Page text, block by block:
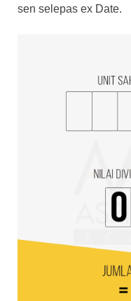
sen selepas ex Date.